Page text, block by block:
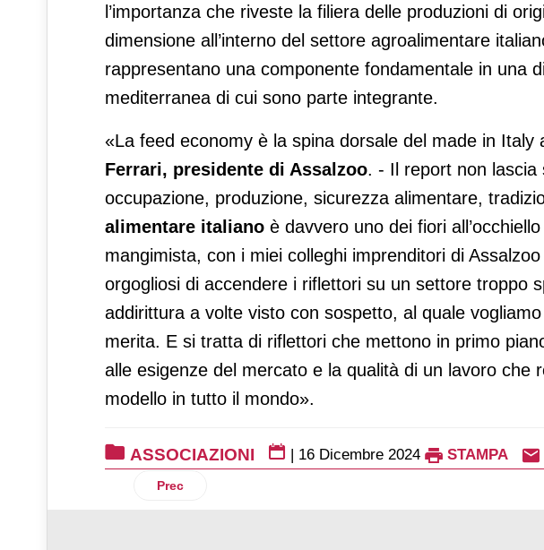
l’importanza che riveste la filiera delle produzioni di
dimensione all’interno del settore agroalimentare
rappresentano una componente fondamentale in una
mediterranea di cui sono parte integrante.
«La feed economy è la spina dorsale del made in
Ferrari, presidente di Assalzoo. - Il report non lascia
occupazione, produzione, sicurezza alimentare,
alimentare italiano è davvero uno dei fiori
mangimista, con i miei colleghi imprenditori di
orgogliosi di accendere i riflettori su un settore troppo
addirittura a volte visto con sospetto, al quale
merita. E si tratta di riflettori che mettono in primo
alle esigenze del mercato e la qualità di un lavoro che
modello in tutto il mondo».
ASSOCIAZIONI 16 Dicembre 2024 STAMPA
Articolo precedente: Il Prosciutto di Carpegna Dop cresce in
Prec